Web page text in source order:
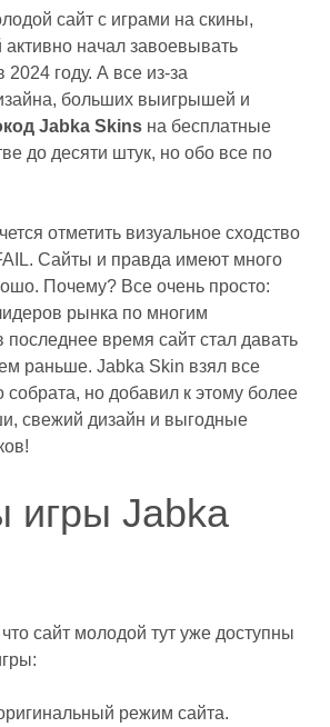
сайт с играми на скины,
начал завоевывать
2024 году. А все из-за
больших выигрышей и
Jabka Skinsна бесплатные
до десяти штук, но обо все по
отметить визуальное сходство
Сайты и правда имеют много
Почему? Все очень просто:
рынка по многим
последнее время сайт стал давать
раньше. Jabka Skin взял все
собрата, но добавил к этому более
свежий дизайн и выгодные
игры Jabka
сайт молодой тут уже доступны
режим сайта.